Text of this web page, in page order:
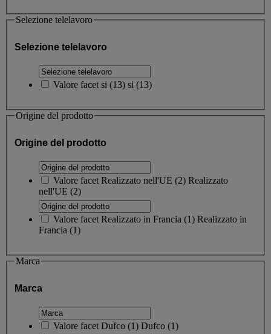
Selezione telelavoro
Selezione telelavoro
Valore facet si (13) si (13)
Origine del prodotto
Origine del prodotto
Valore facet Realizzato nell'UE (2) Realizzato
nell'UE (2)
Valore facet Realizzato in Francia (1) Realizzato in
Francia (1)
Marca
Marca
Valore facet Dufco (1) Dufco (1)